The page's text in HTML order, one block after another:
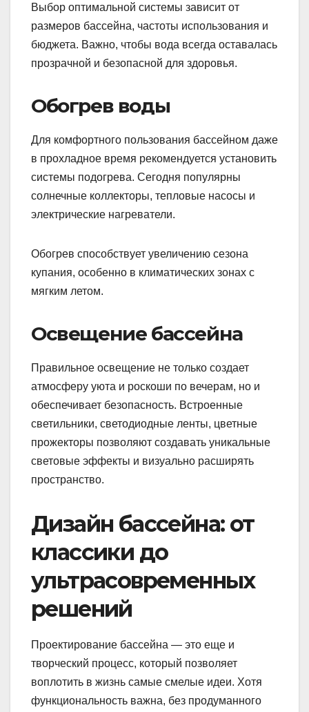
Выбор оптимальной системы зависит от
размеров бассейна, частоты использования и
бюджета. Важно, чтобы вода всегда оставалась
прозрачной и безопасной для здоровья.
Обогрев воды
Для комфортного пользования бассейном даже
в прохладное время рекомендуется установить
системы подогрева. Сегодня популярны
солнечные коллекторы, тепловые насосы и
электрические нагреватели.
Обогрев способствует увеличению сезона
купания, особенно в климатических зонах с
мягким летом.
Освещение бассейна
Правильное освещение не только создает
атмосферу уюта и роскоши по вечерам, но и
обеспечивает безопасность. Встроенные
светильники, светодиодные ленты, цветные
прожекторы позволяют создавать уникальные
световые эффекты и визуально расширять
пространство.
Дизайн бассейна: от
классики до
ультрасовременных
решений
Проектирование бассейна — это еще и
творческий процесс, который позволяет
воплотить в жизнь самые смелые идеи. Хотя
функциональность важна, без продуманного